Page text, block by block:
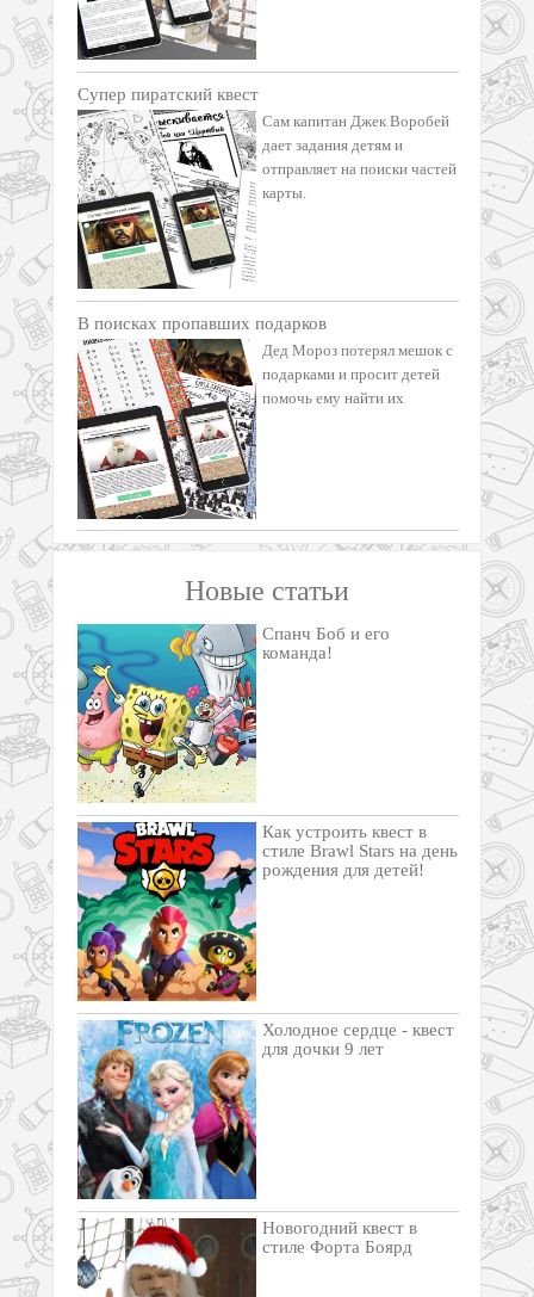
Супер пиратский квест
Сам капитан Джек Воробей
дает задания детям и
отправляет на поиски частей
карты.
В поисках пропавших подарков
Дед Мороз потерял мешок с
подарками и просит детей
помочь ему найти их
Новые статьи
Спанч Боб и его
команда!
Как устроить квест в
стиле Brawl Stars на день
рождения для детей!
Холодное сердце - квест
для дочки 9 лет
Новогодний квест в
стиле Форта Боярд